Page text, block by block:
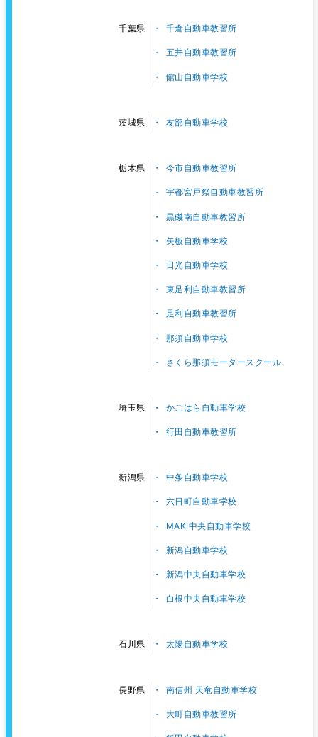
千葉県 千倉自動車教習所
五井自動車教習所
館山自動車学校
茨城県 友部自動車学校
栃木県 今市自動車教習所
宇都宮戸祭自動車教習所
黒磯南自動車教習所
矢板自動車学校
日光自動車学校
東足利自動車教習所
足利自動車教習所
那須自動車学校
さくら那須モータースクール
埼玉県 かごはら自動車学校
行田自動車教習所
新潟県 中条自動車学校
六日町自動車学校
MAKI中央自動車学校
新潟自動車学校
新潟中央自動車学校
白根中央自動車学校
石川県 太陽自動車学校
長野県 南信州 天竜自動車学校
大町自動車教習所